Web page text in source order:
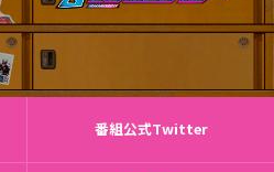
番組公式Twitter